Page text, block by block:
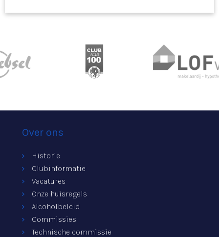
Over ons
Historie
Clubinformatie
Vacatures
Onze huisregels
Alcoholbeleid
Commissies
Technische commissie